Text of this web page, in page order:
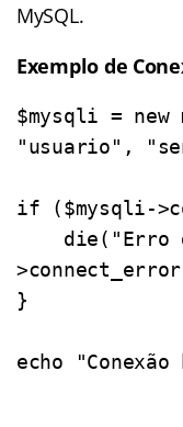
MySQL.
Exemplo de
$mysqli =
"usuario",
if ($mysqli-
}